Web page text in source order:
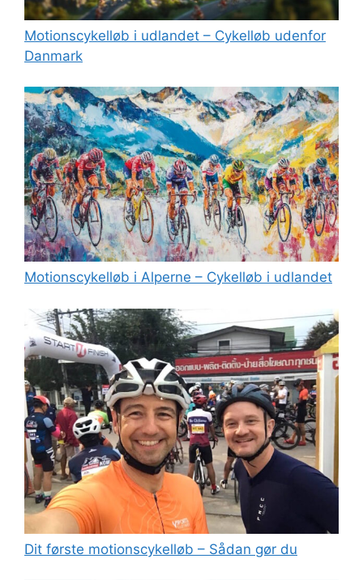
Motionscykelløb i udlandet – Cykelløb udenfor
Danmark
Motionscykelløb i Alperne – Cykelløb i udlandet
Dit første motionscykelløb – Sådan gør du